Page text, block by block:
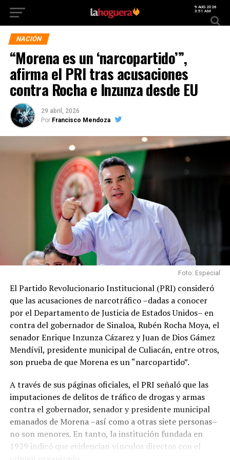
9 AUG 2026
3:51 AM
NACIÓN
“Morena es un ‘narcopartido’”,
afirma el PRI tras acusaciones
contra Rocha e Inzunza desde EU
29 abril, 2026
Por Francisco Mendoza
Foto: Especial
El Partido Revolucionario Institucional (PRI) consideró
que las acusaciones de narcotráfico –dadas a conocer
por el Departamento de Justicia de Estados Unidos– en
contra del gobernador de Sinaloa, Rubén Rocha Moya, el
senador Enrique Inzunza Cázarez y Juan de Dios Gámez
Mendívil, presidente municipal de Culiacán, entre otros,
son prueba de que Morena es un “narcopartido”.
A través de sus páginas oficiales, el PRI señaló que las
imputaciones de delitos de tráfico de drogas y armas
contra el gobernador, senador y presidente municipal
emanados de Morena –así como a otras siete personas–
no son menores. En tanto, la institución fundada en
1929 indicó que evidencian vínculos directos con el